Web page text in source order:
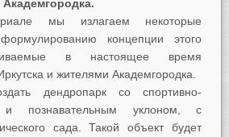
Академгородка.
мы излагаем некоторые
концепции этого
в настоящее время
и жителями Академгородка.
дендропарк со спортивно-
и познавательным уклоном, с
сада. Такой объект будет